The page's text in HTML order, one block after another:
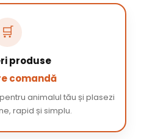
🛒
produse
comandă
animalul tău și plasezi
rapid și simplu.